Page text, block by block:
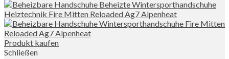
Produkt kaufen
Schließen